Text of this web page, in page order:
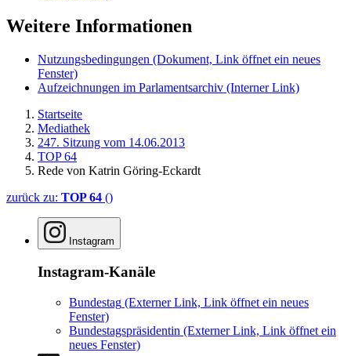
Weitere Informationen
Nutzungsbedingungen (Dokument, Link öffnet ein neues
Fenster)
Aufzeichnungen im Parlamentsarchiv (Interner Link)
Startseite
Mediathek
247. Sitzung vom 14.06.2013
TOP 64
Rede von Katrin Göring-Eckardt
zurück zu: TOP 64 ()
Instagram
Instagram-Kanäle
Bundestag (Externer Link, Link öffnet ein neues
Fenster)
Bundestagspräsidentin (Externer Link, Link öffnet ein
neues Fenster)